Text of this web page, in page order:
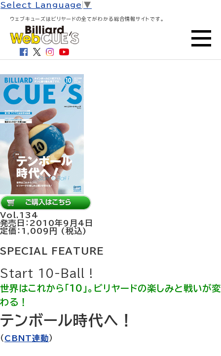
Select Language ▼
ウェブキューズはビリヤードの全てがわかる総合情報サイトです。
HOME>ビリヤード・キューズ
隔月刊誌 CUE’S 2010年10月号
（Vol.134）2010年9月4日発売号
Vol.134
発売日：2010年9月4日
定価：1,009円 (税込)
SPECIAL FEATURE
Start 10-Ball !
世界はこれから「10」。ビリヤードの楽しみと戦いが変
わる！
テンボール時代へ！
（ CBNT連動）